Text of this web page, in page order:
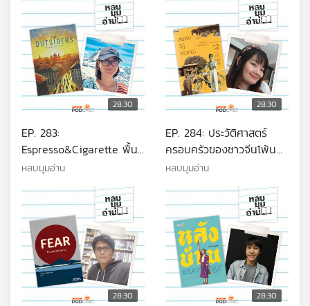
28:30
EP. 283:
Espresso&Cigarette พื้นที่
สำหรับคนอยากเป็นนักเขียน
หลบมุมอ่าน
28:30
EP. 284: ประวัติศาสตร์
ครอบครัวของชาวจีนโพ้น
ทะเลในไทย
หลบมุมอ่าน
28:30 28:30